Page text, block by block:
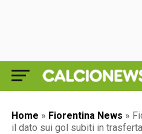
Home » Fiorentina News »
il dato sui gol subiti in